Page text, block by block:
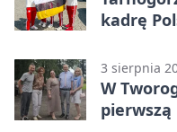
kadrę
3 sierpnia
W
pierwszą